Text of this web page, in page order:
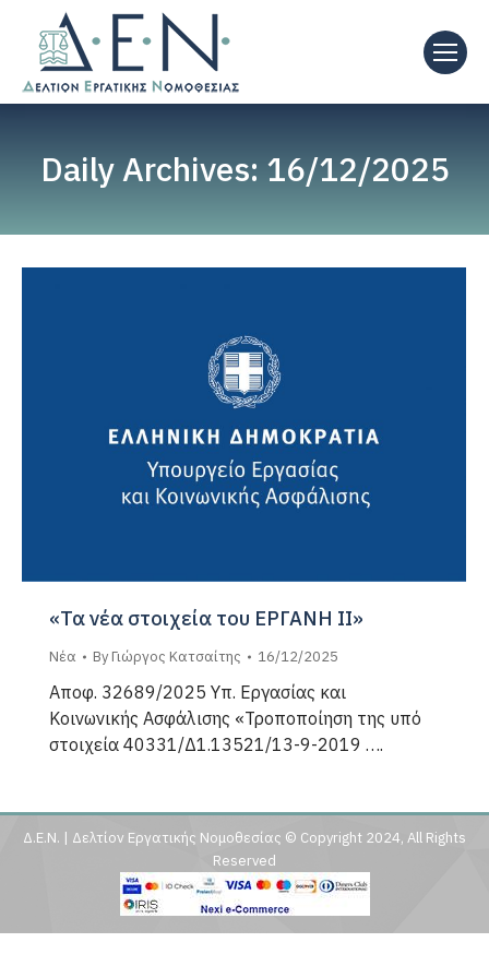
Daily Archives: 16/12/2025
«Τα νέα στοιχεία του ΕΡΓΑΝΗ ΙΙ»
Νέα By Γιώργος Κατσαίτης 16/12/2025
Αποφ. 32689/2025 Υπ. Εργασίας και
Κοινωνικής Ασφάλισης «Τροποποίηση της υπό
στοιχεία 40331/Δ1.13521/13-9-2019 ….
Δ.Ε.Ν. | Δελτίον Εργατικής Νομοθεσίας © Copyright 2024, All Rights
Reserved